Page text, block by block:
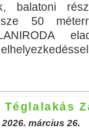
balatoni
50
Téglalakás
március 26.